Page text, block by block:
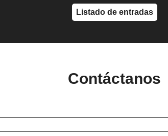
Listado de entradas
Contáctanos